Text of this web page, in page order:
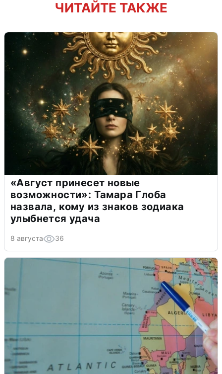
ЧИТАЙТЕ ТАКЖЕ
«Август принесет новые
возможности»: Тамара Глоба
назвала, кому из знаков зодиака
улыбнется удача
8 августа 36